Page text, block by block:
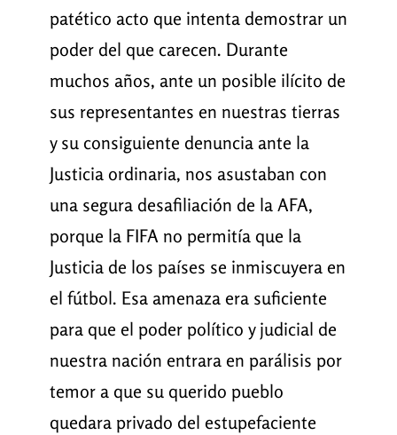
patético acto que intenta demostrar un
poder del que carecen. Durante
muchos años, ante un posible ilícito de
sus representantes en nuestras tierras
y su consiguiente denuncia ante la
Justicia ordinaria, nos asustaban con
una segura desafiliación de la AFA,
porque la FIFA no permitía que la
Justicia de los países se inmiscuyera en
el fútbol. Esa amenaza era suficiente
para que el poder político y judicial de
nuestra nación entrara en parálisis por
temor a que su querido pueblo
quedara privado del estupefaciente